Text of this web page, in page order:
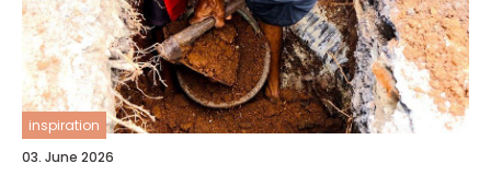
inspiration
03. June 2026